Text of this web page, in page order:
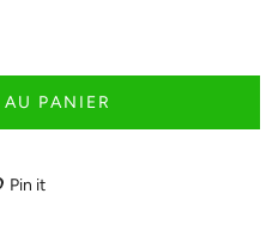
PANIER
Pin it